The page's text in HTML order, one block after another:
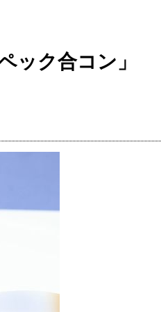
ック合コン」